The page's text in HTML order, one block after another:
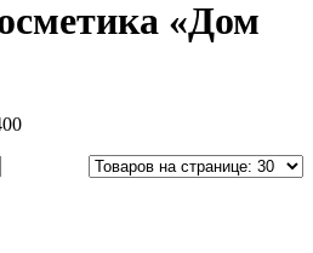
«Дом